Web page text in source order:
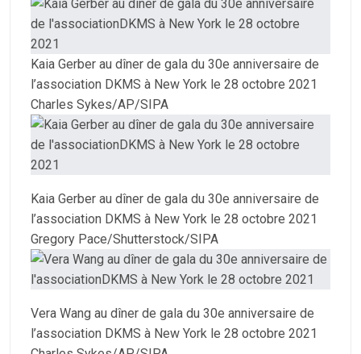
Kaia Gerber au dîner de gala du 30e anniversaire de
l’association DKMS à New York le 28 octobre 2021
Charles Sykes/AP/SIPA
Kaia Gerber au dîner de gala du 30e anniversaire de
l’association DKMS à New York le 28 octobre 2021
Gregory Pace/Shutterstock/SIPA
Vera Wang au dîner de gala du 30e anniversaire de
l’association DKMS à New York le 28 octobre 2021